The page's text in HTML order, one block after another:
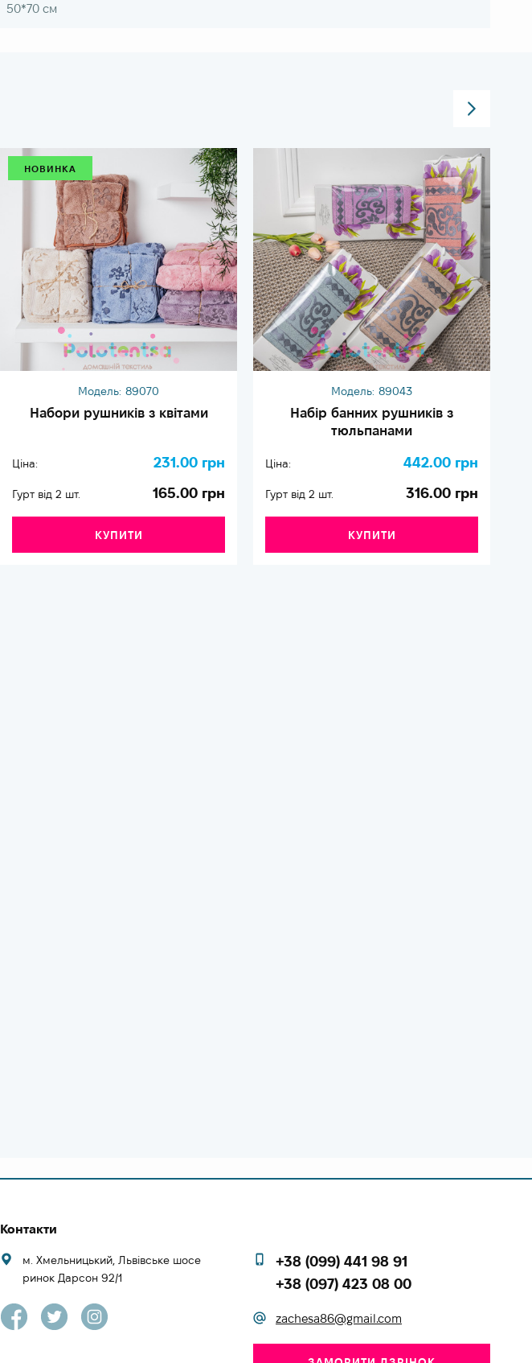
50*70 см
НОВИНКА
Модель: 89070
Набори рушників з квітами
Ціна: 231.00 грн
Гурт від 2 шт. 165.00 грн
КУПИТИ
Модель: 89043
Набір банних рушників з
тюльпанами
Ціна: 442.00 грн
Гурт від 2 шт. 316.00 грн
КУПИТИ
Контакти
м. Хмельницький, Львівське шосе
ринок Дарсон 92/1
+38 (099) 441 98 91
+38 (097) 423 08 00
zachesa86@gmail.com